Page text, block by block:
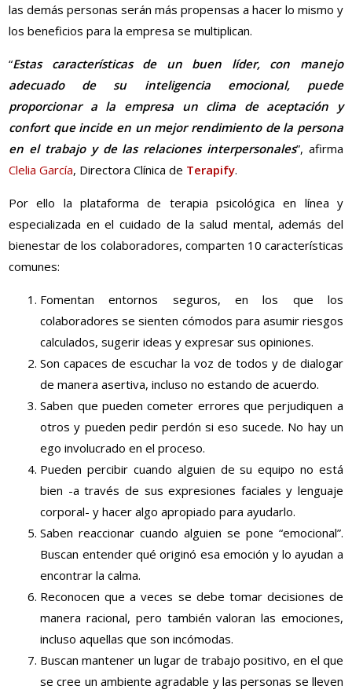
las demás personas serán más propensas a hacer lo mismo y
los beneficios para la empresa se multiplican.
“Estas características de un buen líder, con manejo
adecuado de su inteligencia emocional, puede
proporcionar a la empresa un clima de aceptación y
confort que incide en un mejor rendimiento de la persona
en el trabajo y de las relaciones interpersonales”, afirma
Clelia García, Directora Clínica de Terapify.
Por ello la plataforma de terapia psicológica en línea y
especializada en el cuidado de la salud mental, además del
bienestar de los colaboradores, comparten 10 características
comunes:
Fomentan entornos seguros, en los que los
colaboradores se sienten cómodos para asumir riesgos
calculados, sugerir ideas y expresar sus opiniones.
Son capaces de escuchar la voz de todos y de dialogar
de manera asertiva, incluso no estando de acuerdo.
Saben que pueden cometer errores que perjudiquen a
otros y pueden pedir perdón si eso sucede. No hay un
ego involucrado en el proceso.
Pueden percibir cuando alguien de su equipo no está
bien -a través de sus expresiones faciales y lenguaje
corporal- y hacer algo apropiado para ayudarlo.
Saben reaccionar cuando alguien se pone “emocional”.
Buscan entender qué originó esa emoción y lo ayudan a
encontrar la calma.
Reconocen que a veces se debe tomar decisiones de
manera racional, pero también valoran las emociones,
incluso aquellas que son incómodas.
Buscan mantener un lugar de trabajo positivo, en el que
se cree un ambiente agradable y las personas se lleven